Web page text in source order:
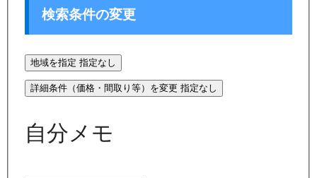
検索条件の変更
地域を指定 指定なし
詳細条件（価格・間取り等）を変更 指定なし
自分メモ